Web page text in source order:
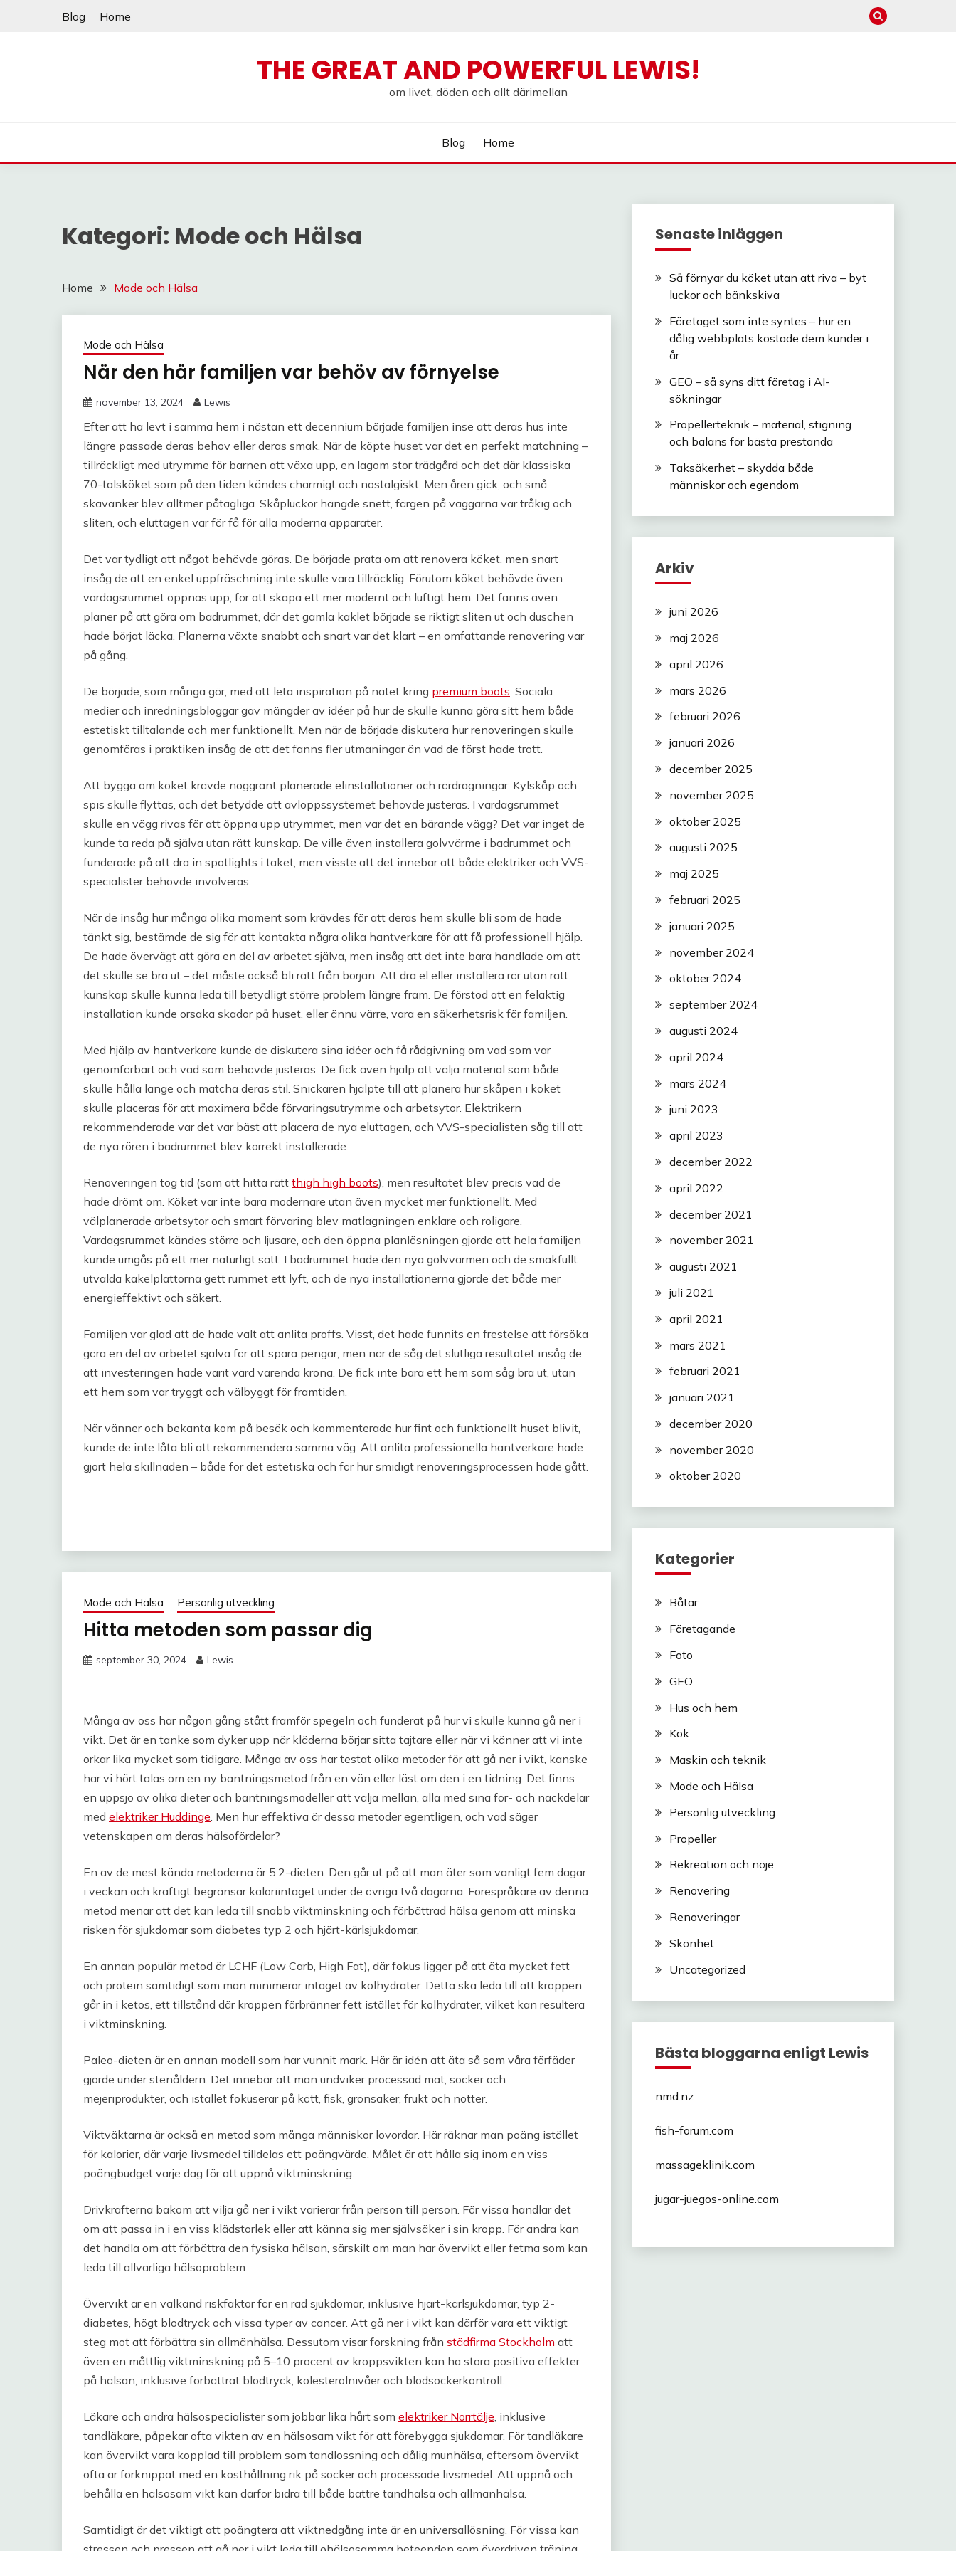
Blog Home
THE GREAT AND POWERFUL LEWIS!
om livet, döden och allt därimellan
Blog Home
Kategori: Mode och Hälsa
Home Mode och Hälsa
Mode och Hälsa
När den här familjen var behöv av förnyelse
november 13, 2024 Lewis
Efter att ha levt i samma hem i nästan ett decennium började familjen inse att deras hus inte
längre passade deras behov eller deras smak. När de köpte huset var det en perfekt matchning –
tillräckligt med utrymme för barnen att växa upp, en lagom stor trädgård och det där klassiska
70-talsköket som på den tiden kändes charmigt och nostalgiskt. Men åren gick, och små
skavanker blev alltmer påtagliga. Skåpluckor hängde snett, färgen på väggarna var tråkig och
sliten, och eluttagen var för få för alla moderna apparater.
Det var tydligt att något behövde göras. De började prata om att renovera köket, men snart
insåg de att en enkel uppfräschning inte skulle vara tillräcklig. Förutom köket behövde även
vardagsrummet öppnas upp, för att skapa ett mer modernt och luftigt hem. Det fanns även
planer på att göra om badrummet, där det gamla kaklet började se riktigt sliten ut och duschen
hade börjat läcka. Planerna växte snabbt och snart var det klart – en omfattande renovering var
på gång.
De började, som många gör, med att leta inspiration på nätet kring premium boots. Sociala
medier och inredningsbloggar gav mängder av idéer på hur de skulle kunna göra sitt hem både
estetiskt tilltalande och mer funktionellt. Men när de började diskutera hur renoveringen skulle
genomföras i praktiken insåg de att det fanns fler utmaningar än vad de först hade trott.
Att bygga om köket krävde noggrant planerade elinstallationer och rördragningar. Kylskåp och
spis skulle flyttas, och det betydde att avloppssystemet behövde justeras. I vardagsrummet
skulle en vägg rivas för att öppna upp utrymmet, men var det en bärande vägg? Det var inget de
kunde ta reda på själva utan rätt kunskap. De ville även installera golvvärme i badrummet och
funderade på att dra in spotlights i taket, men visste att det innebar att både elektriker och VVS-
specialister behövde involveras.
När de insåg hur många olika moment som krävdes för att deras hem skulle bli som de hade
tänkt sig, bestämde de sig för att kontakta några olika hantverkare för att få professionell hjälp.
De hade övervägt att göra en del av arbetet själva, men insåg att det inte bara handlade om att
det skulle se bra ut – det måste också bli rätt från början. Att dra el eller installera rör utan rätt
kunskap skulle kunna leda till betydligt större problem längre fram. De förstod att en felaktig
installation kunde orsaka skador på huset, eller ännu värre, vara en säkerhetsrisk för familjen.
Med hjälp av hantverkare kunde de diskutera sina idéer och få rådgivning om vad som var
genomförbart och vad som behövde justeras. De fick även hjälp att välja material som både
skulle hålla länge och matcha deras stil. Snickaren hjälpte till att planera hur skåpen i köket
skulle placeras för att maximera både förvaringsutrymme och arbetsytor. Elektrikern
rekommenderade var det var bäst att placera de nya eluttagen, och VVS-specialisten såg till att
de nya rören i badrummet blev korrekt installerade.
Renoveringen tog tid (som att hitta rätt thigh high boots), men resultatet blev precis vad de
hade drömt om. Köket var inte bara modernare utan även mycket mer funktionellt. Med
välplanerade arbetsytor och smart förvaring blev matlagningen enklare och roligare.
Vardagsrummet kändes större och ljusare, och den öppna planlösningen gjorde att hela familjen
kunde umgås på ett mer naturligt sätt. I badrummet hade den nya golvvärmen och de smakfullt
utvalda kakelplattorna gett rummet ett lyft, och de nya installationerna gjorde det både mer
energieffektivt och säkert.
Familjen var glad att de hade valt att anlita proffs. Visst, det hade funnits en frestelse att försöka
göra en del av arbetet själva för att spara pengar, men när de såg det slutliga resultatet insåg de
att investeringen hade varit värd varenda krona. De fick inte bara ett hem som såg bra ut, utan
ett hem som var tryggt och välbyggt för framtiden.
När vänner och bekanta kom på besök och kommenterade hur fint och funktionellt huset blivit,
kunde de inte låta bli att rekommendera samma väg. Att anlita professionella hantverkare hade
gjort hela skillnaden – både för det estetiska och för hur smidigt renoveringsprocessen hade gått.
Mode och Hälsa Personlig utveckling
Hitta metoden som passar dig
september 30, 2024 Lewis
Många av oss har någon gång stått framför spegeln och funderat på hur vi skulle kunna gå ner i
vikt. Det är en tanke som dyker upp när kläderna börjar sitta tajtare eller när vi känner att vi inte
orkar lika mycket som tidigare. Många av oss har testat olika metoder för att gå ner i vikt, kanske
har vi hört talas om en ny bantningsmetod från en vän eller läst om den i en tidning. Det finns
en uppsjö av olika dieter och bantningsmodeller att välja mellan, alla med sina för- och nackdelar
med elektriker Huddinge. Men hur effektiva är dessa metoder egentligen, och vad säger
vetenskapen om deras hälsofördelar?
En av de mest kända metoderna är 5:2-dieten. Den går ut på att man äter som vanligt fem dagar
i veckan och kraftigt begränsar kaloriintaget under de övriga två dagarna. Förespråkare av denna
metod menar att det kan leda till snabb viktminskning och förbättrad hälsa genom att minska
risken för sjukdomar som diabetes typ 2 och hjärt-kärlsjukdomar.
En annan populär metod är LCHF (Low Carb, High Fat), där fokus ligger på att äta mycket fett
och protein samtidigt som man minimerar intaget av kolhydrater. Detta ska leda till att kroppen
går in i ketos, ett tillstånd där kroppen förbränner fett istället för kolhydrater, vilket kan resultera
i viktminskning.
Paleo-dieten är en annan modell som har vunnit mark. Här är idén att äta så som våra förfäder
gjorde under stenåldern. Det innebär att man undviker processad mat, socker och
mejeriprodukter, och istället fokuserar på kött, fisk, grönsaker, frukt och nötter.
Viktväktarna är också en metod som många människor lovordar. Här räknar man poäng istället
för kalorier, där varje livsmedel tilldelas ett poängvärde. Målet är att hålla sig inom en viss
poängbudget varje dag för att uppnå viktminskning.
Drivkrafterna bakom att vilja gå ner i vikt varierar från person till person. För vissa handlar det
om att passa in i en viss klädstorlek eller att känna sig mer självsäker i sin kropp. För andra kan
det handla om att förbättra den fysiska hälsan, särskilt om man har övervikt eller fetma som kan
leda till allvarliga hälsoproblem.
Övervikt är en välkänd riskfaktor för en rad sjukdomar, inklusive hjärt-kärlsjukdomar, typ 2-
diabetes, högt blodtryck och vissa typer av cancer. Att gå ner i vikt kan därför vara ett viktigt
steg mot att förbättra sin allmänhälsa. Dessutom visar forskning från städfirma Stockholm att
även en måttlig viktminskning på 5–10 procent av kroppsvikten kan ha stora positiva effekter
på hälsan, inklusive förbättrat blodtryck, kolesterolnivåer och blodsockerkontroll.
Läkare och andra hälsospecialister som jobbar lika hårt som elektriker Norrtälje, inklusive
tandläkare, påpekar ofta vikten av en hälsosam vikt för att förebygga sjukdomar. För tandläkare
kan övervikt vara kopplad till problem som tandlossning och dålig munhälsa, eftersom övervikt
ofta är förknippat med en kosthållning rik på socker och processade livsmedel. Att uppnå och
behålla en hälsosam vikt kan därför bidra till både bättre tandhälsa och allmänhälsa.
Samtidigt är det viktigt att poängtera att viktnedgång inte är en universallösning. För vissa kan
Senaste inläggen
Så förnyar du köket utan att riva – byt
luckor och bänkskiva
Företaget som inte syntes – hur en
dålig webbplats kostade dem kunder i
år
GEO – så syns ditt företag i AI-
sökningar
Propellerteknik – material, stigning
och balans för bästa prestanda
Taksäkerhet – skydda både
människor och egendom
Arkiv
juni 2026
maj 2026
april 2026
mars 2026
februari 2026
januari 2026
december 2025
november 2025
oktober 2025
augusti 2025
maj 2025
februari 2025
januari 2025
november 2024
oktober 2024
september 2024
augusti 2024
april 2024
mars 2024
juni 2023
april 2023
december 2022
april 2022
december 2021
november 2021
augusti 2021
juli 2021
april 2021
mars 2021
februari 2021
januari 2021
december 2020
november 2020
oktober 2020
Kategorier
Båtar
Företagande
Foto
GEO
Hus och hem
Kök
Maskin och teknik
Mode och Hälsa
Personlig utveckling
Propeller
Rekreation och nöje
Renovering
Renoveringar
Skönhet
Uncategorized
Bästa bloggarna enligt Lewis
nmd.nz
fish-forum.com
massageklinik.com
jugar-juegos-online.com